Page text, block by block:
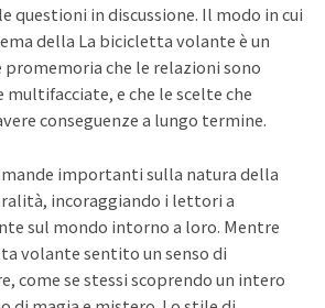
questioni in discussione. Il modo in cui
della La bicicletta volante è un
che le relazioni sono
multifacciate, e che le scelte che
conseguenze a lungo termine.
importanti sulla natura della
incoraggiando i lettori a
sul mondo intorno a loro. Mentre
volante sentito un senso di
come se stessi scoprendo un intero